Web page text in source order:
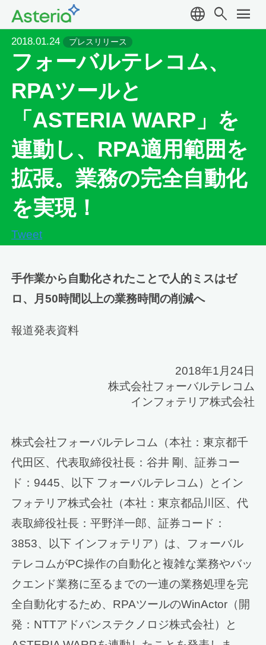
language search menu
2018.01.24 プレスリリース
フォーバルテレコム、
RPAツールと
「ASTERIA WARP」を
連動し、RPA適用範囲を
拡張。業務の完全自動化
を実現！
Tweet
手作業から自動化されたことで人的ミスはゼ
ロ、月50時間以上の業務時間の削減へ
報道発表資料
2018年1月24日
株式会社フォーバルテレコム
インフォテリア株式会社
株式会社フォーバルテレコム（本社：東京都千
代田区、代表取締役社長：谷井 剛、証券コー
ド：9445、以下 フォーバルテレコム）とイン
フォテリア株式会社（本社：東京都品川区、代
表取締役社長：平野洋一郎、証券コード：
3853、以下 インフォテリア）は、フォーバル
テレコムがPC操作の自動化と複雑な業務やバッ
クエンド業務に至るまでの一連の業務処理を完
全自動化するため、RPAツールのWinActor（開
発：NTTアドバンステクノロジ株式会社）と